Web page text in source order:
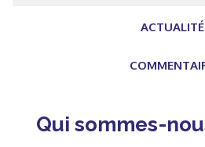
Qui sommes-